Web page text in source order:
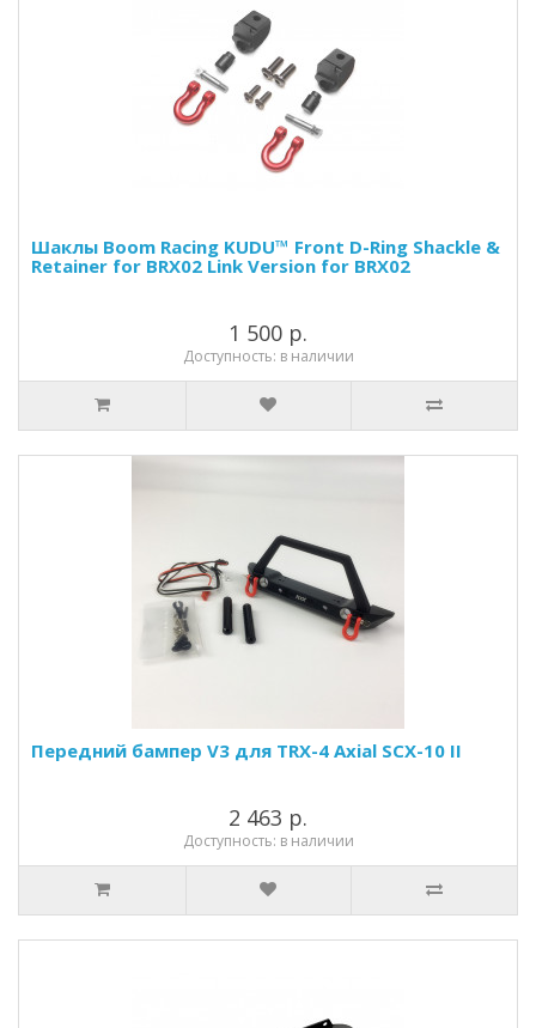
Шаклы Boom Racing KUDU™ Front D-Ring Shackle &
Retainer for BRX02 Link Version for BRX02
1 500 р.
Доступность: в наличии
Передний бампер V3 для TRX-4 Axial SCX-10 II
2 463 р.
Доступность: в наличии